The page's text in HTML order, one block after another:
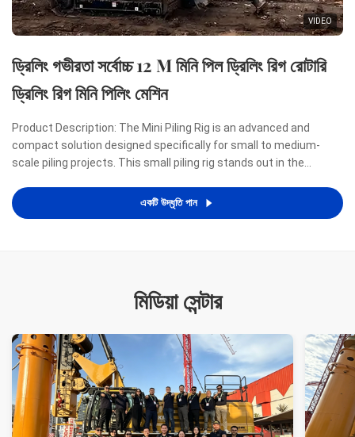
VIDEO
ড্রিলিং গভীরতা সর্বোচ্চ 12 M মিনি পিল ড্রিলিং রিগ রোটারি
ড্রিলিং রিগ মিনি পিলিং মেশিন
Product Description: The Mini Piling Rig is an advanced and
compact solution designed specifically for small to medium-
scale piling projects. This small piling rig stands out in the
power, efficiency, and portability, making it an ideal ...
একটি উদ্ধৃতি পান
মিডিয়া সেন্টার